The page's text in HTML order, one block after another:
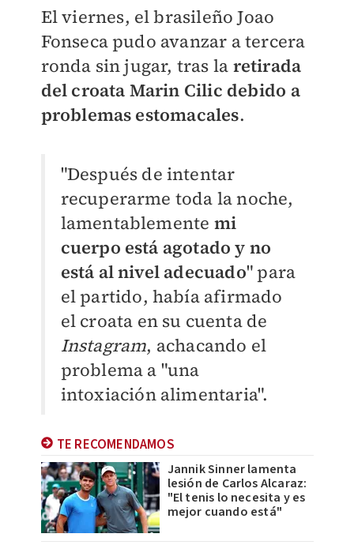
El viernes, el brasileño Joao
Fonseca pudo avanzar a tercera
ronda sin jugar, tras la retirada
del croata Marin Cilic debido a
problemas estomacales.
"Después de intentar
recuperarme toda la noche,
lamentablemente mi
cuerpo está agotado y no
está al nivel adecuado" para
el partido, había afirmado
el croata en su cuenta de
Instagram, achacando el
problema a "una
intoxiación alimentaria".
TE RECOMENDAMOS
Jannik Sinner lamenta
lesión de Carlos Alcaraz:
"El tenis lo necesita y es
mejor cuando está"